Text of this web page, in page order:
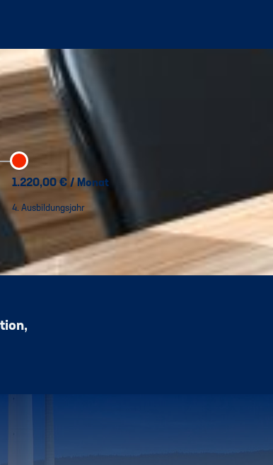
1.220,00 € / Monat
4. Ausbildungsjahr